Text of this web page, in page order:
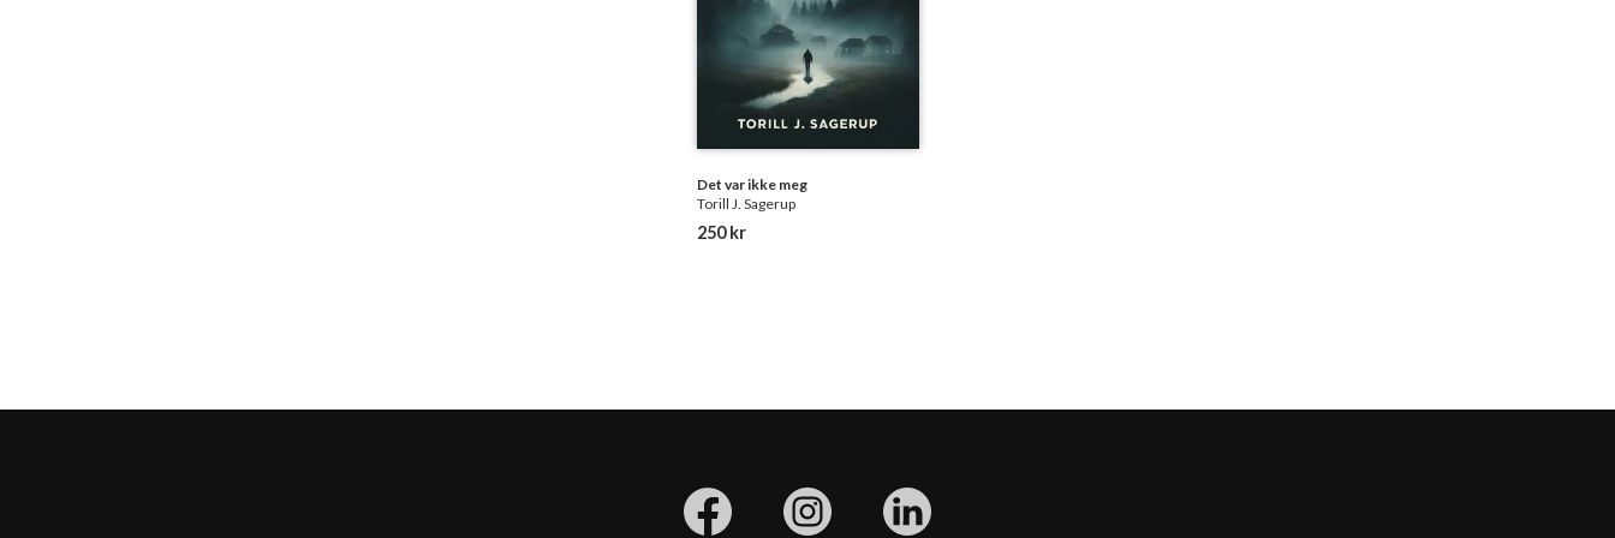
Det var ikke meg
Torill J. Sagerup
250 kr